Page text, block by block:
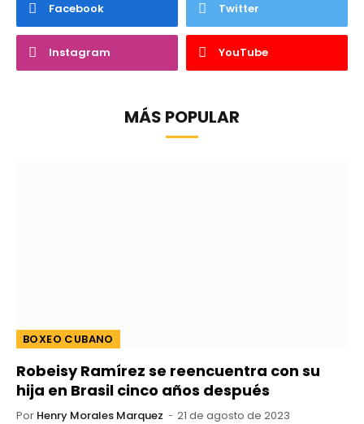
Facebook Twitter
Instagram YouTube
MÁS POPULAR
BOXEO CUBANO
Robeisy Ramírez se reencuentra con su
hija en Brasil cinco años después
Por Henry Morales Marquez 21 de agosto de 2023